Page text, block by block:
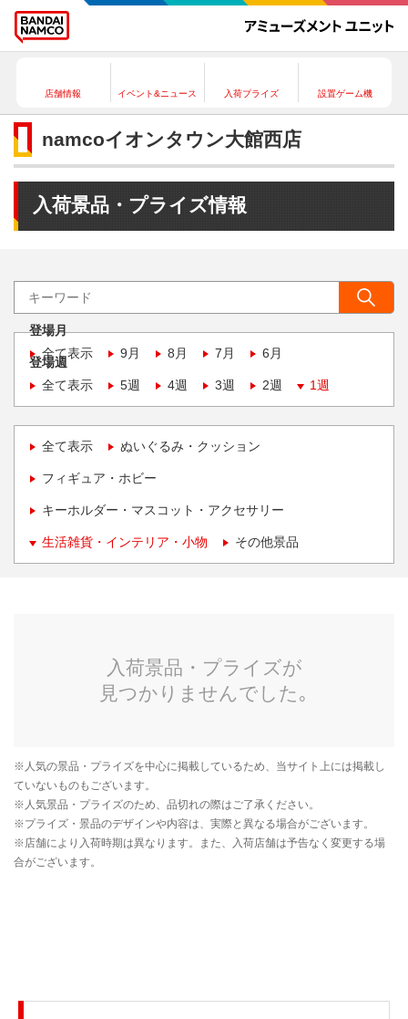
店舗情報 イベント&ニュース 入荷プライズ 設置ゲーム機
namcoイオンタウン大館西店
入荷景品・プライズ情報
登場月
全て表示
9月 8月 7月 6月
登場週
全て表示
5週 4週 3週 2週 1週
全て表示 ぬいぐるみ・クッション
フィギュア・ホビー
キーホルダー・マスコット・アクセサリー
生活雑貨・インテリア・小物 その他景品